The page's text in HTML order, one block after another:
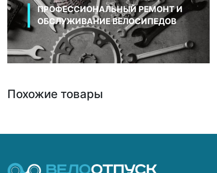
ПРОФЕССИОНАЛЬНЫЙ РЕМОНТ И
ОБСЛУЖИВАНИЕ ВЕЛОСИПЕДОВ
Похожие товары